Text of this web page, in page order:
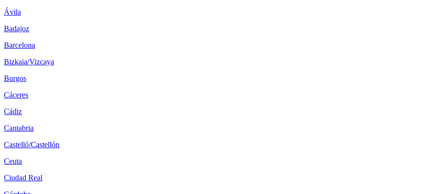
Ávila
Badajoz
Barcelona
Bizkaia/Vizcaya
Burgos
Cáceres
Cádiz
Cantabria
Castelló/Castellón
Ceuta
Ciudad Real